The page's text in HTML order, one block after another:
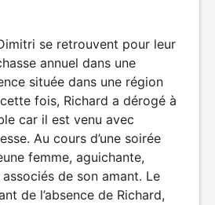
se retrouvent pour leur
annuel dans une
située dans une région
fois, Richard a dérogé à
car il est venu avec
Au cours d’une soirée
femme, aguichante,
associés de son amant. Le
de l’absence de Richard,